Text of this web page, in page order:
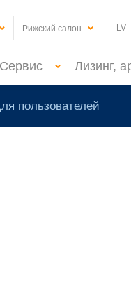
Рижский салон LV
Сервис Лизинг,
пользователей